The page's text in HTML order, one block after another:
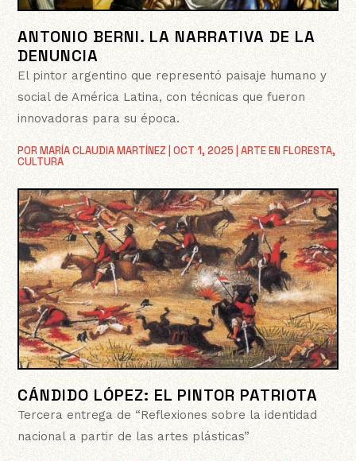
ANTONIO BERNI. LA NARRATIVA DE LA
DENUNCIA
PORMARÍA CLAUDIA MARTÍNEZ |OCT 1, 2025 |ARTE EN FLORESTA,
CULTURA
El pintor argentino que representó paisaje humano y
social de América Latina, con técnicas que fueron
innovadoras para su época.
CÁNDIDO LÓPEZ: EL PINTOR PATRIOTA
Tercera entrega de “Reflexiones sobre la identidad
nacional a partir de las artes plásticas”